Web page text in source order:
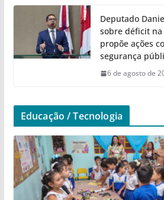
Deputado
sobre déficit
propõe ações
segurança
6 de agosto de
Educação / Tecnologia